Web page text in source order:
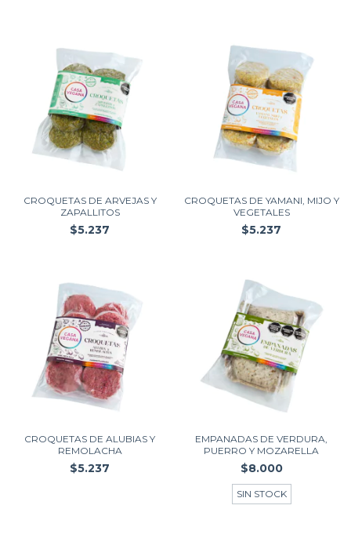
CROQUETAS DE ARVEJAS Y
ZAPALLITOS
$5.237
CROQUETAS DE YAMANI, MIJO Y
VEGETALES
$5.237
CROQUETAS DE ALUBIAS Y
REMOLACHA
$5.237
EMPANADAS DE VERDURA,
PUERRO Y MOZARELLA
$8.000
SIN STOCK